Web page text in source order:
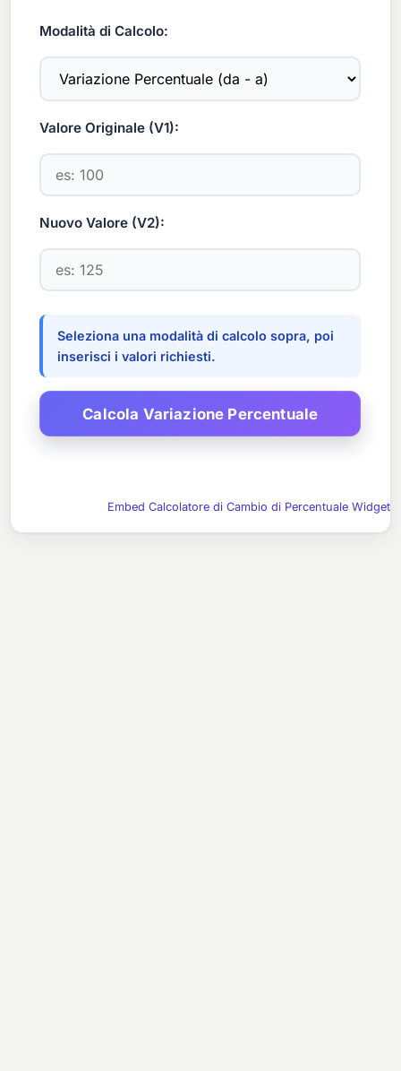
Modalità di Calcolo:
Valore Originale (V1):
Nuovo Valore (V2):
Seleziona una modalità di calcolo sopra, poi
inserisci i valori richiesti.
Embed Calcolatore di Cambio di Percentuale Widget